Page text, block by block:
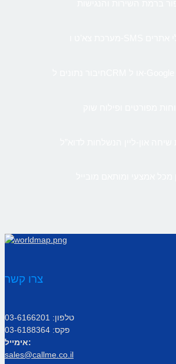
צרו קשר
טלפון: 03-6166201
פקס: 03-6188364
אימייל:
sales@callme.co.il